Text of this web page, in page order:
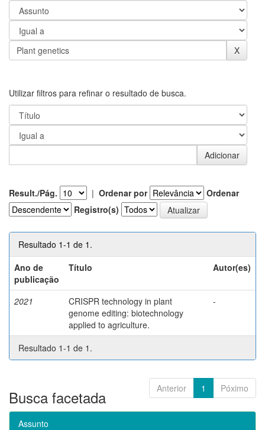
Utilizar filtros para refinar o resultado de busca.
Result./Pág. | Ordenar por
Ordenar
Registro(s)
Resultado 1-1 de 1.
Ano de
publicação
Título Autor(es)
2021
CRISPR technology in plant
genome editing: biotechnology
applied to agriculture.
-
Resultado 1-1 de 1.
Anterior 1 Póximo
Busca facetada
Assunto